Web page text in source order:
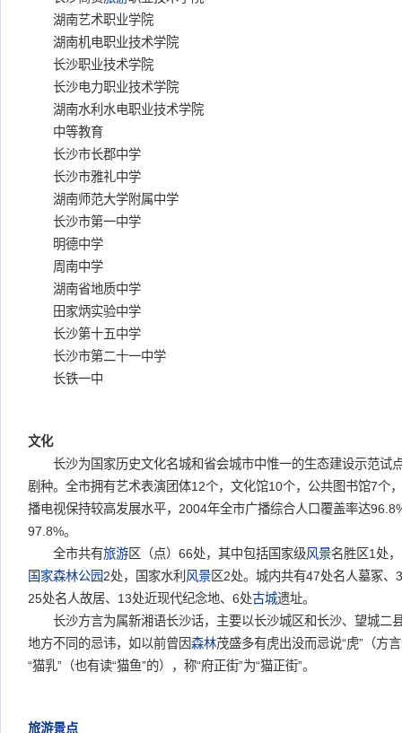
湖南艺术职业学院
湖南机电职业技术学院
长沙职业技术学院
长沙电力职业技术学院
湖南水利水电职业技术学院
中等教育
长沙市长郡中学
长沙市雅礼中学
湖南师范大学附属中学
长沙市第一中学
明德中学
周南中学
湖南省地质中学
田家炳实验中学
长沙第十五中学
长沙市第二十一中学
长铁一中
文化
长沙为国家历史文化名城和省会城市中惟一的生态建设示范试
剧种。全市拥有艺术表演团体12个，文化馆10个，公共图书馆7个
播电视保持较高发展水平，2004年全市广播综合人口覆盖率达
97.8%。
全市共有旅游区（点）66处，其中包括国家级风景名胜区1处
国家森林公园2处，国家水利 风景区2处。城内共有47处名人墓冢
25处名人故居、13处近现代纪念地、6处古城遗址。
长沙方言为属新湘语长沙话，主要以长沙城区和长沙、望城二
地方不同的忌讳，如以前曾因森林茂盛多有虎出没而忌说“虎”（方
“猫乳”（也有读“猫鱼”的），称“府正街”为“猫正街”。
旅游景点